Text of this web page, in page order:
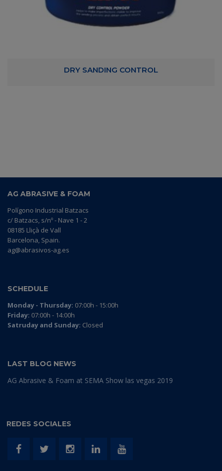
DRY SANDING CONTROL
AG ABRASIVE & FOAM
Polígono Industrial Batzacs
c/ Batzacs, s/nº - Nave 1 - 2
08185 Lliçà de Vall
Barcelona, Spain.
ag@abrasivos-ag.es
SCHEDULE
Monday - Thursday: 07:00h - 15:00h
Friday: 07:00h - 14:00h
Satruday and Sunday: Closed
LAST BLOG NEWS
AG Abrasive & Foam at SEMA Show las vegas 2019
REDES SOCIALES